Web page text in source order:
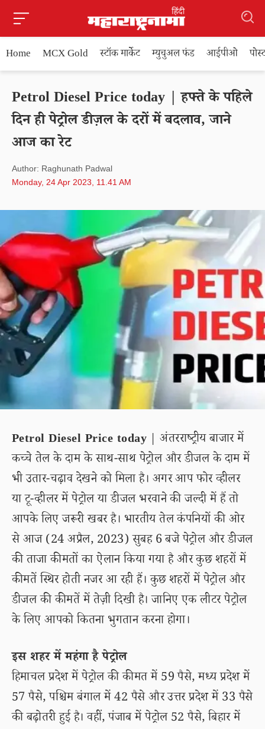
Home MCX Gold स्टॉक मार्केट म्युचुअल फंड आईपीओ
Petrol Diesel Price today | हफ्ते के पहिले
दिन ही पेट्रोल डीज़ल के दरों में बदलाव, जाने
आज का रेट
Author: Raghunath Padwal
Monday, 24 Apr 2023, 11.41 AM
Petrol Diesel Price today | अंतरराष्ट्रीय बाजार में
कच्चे तेल के दाम के साथ-साथ पेट्रोल और डीजल के दाम में
भी उतार-चढ़ाव देखने को मिला है। अगर आप फोर व्हीलर
या टू-व्हीलर में पेट्रोल या डीजल भरवाने की जल्दी में हैं तो
आपके लिए जरूरी खबर है। भारतीय तेल कंपनियों की ओर
से आज (24 अप्रैल, 2023) सुबह 6 बजे पेट्रोल और डीजल
की ताजा कीमतों का ऐलान किया गया है और कुछ शहरों में
कीमतें स्थिर होती नजर आ रही हैं। कुछ शहरों में पेट्रोल और
डीजल की कीमतें में तेज़ी दिखी है। जानिए एक लीटर पेट्रोल
के लिए आपको कितना भुगतान करना होगा।
इस शहर में महंगा है पेट्रोल
हिमाचल प्रदेश में पेट्रोल की कीमत में 59 पैसे, मध्य प्रदेश में
57 पैसे, पश्चिम बंगाल में 42 पैसे और उत्तर प्रदेश में 33 पैसे
की बढ़ोतरी हुई है। वहीं, पंजाब में पेट्रोल 52 पैसे, बिहार में